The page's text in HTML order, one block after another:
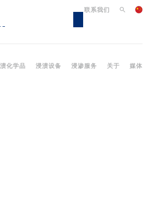
化学品 浸渍设备 浸渗服务 关于 媒体
联系我们